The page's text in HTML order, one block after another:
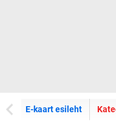
E-kaart esileht E-